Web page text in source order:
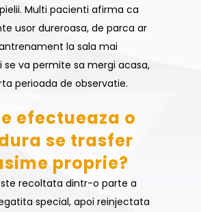
Multi pacienti afirma ca
usor dureroasa, de parca ar
la sala mai
se va permite sa mergi acasa,
perioada de observatie.
efectueaza o
se trasfer
proprie?
recoltata dintr-o parte a
special, apoi reinjectata